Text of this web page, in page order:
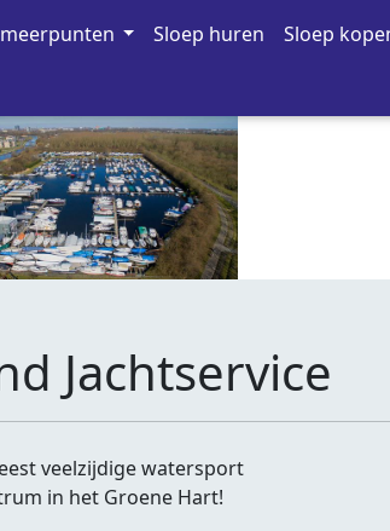
Sloep huren Sloep
Jachtservice
veelzijdige watersport
in het Groene Hart!